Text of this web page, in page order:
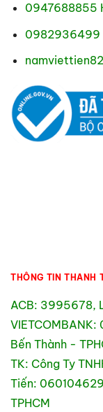
0947688855
0982936499
THÔNG TIN THANH
ACB: 3995678,
Bến Thành -
TK: Công Ty
Tiến:
TPHCM